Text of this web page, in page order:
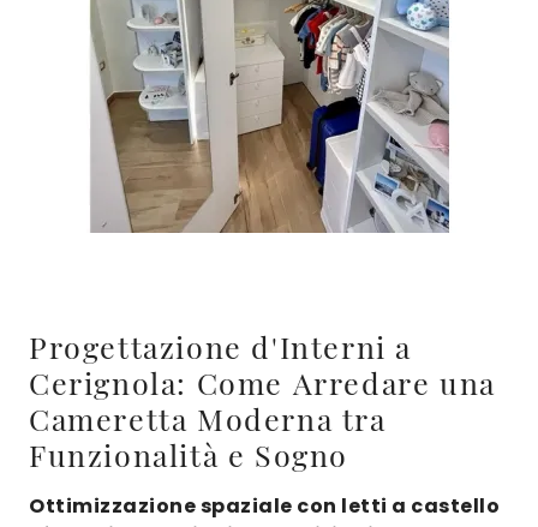
Progettazione d'Interni a
Cerignola: Come Arredare una
Cameretta Moderna tra
Funzionalità e Sogno
Ottimizzazione spaziale con letti a castello